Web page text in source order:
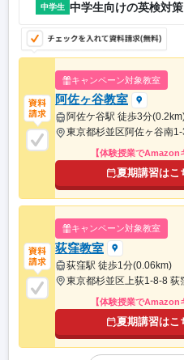
中学生 中学生向けの英検対
キャンペーン対象教室
阿佐ヶ谷教室
阿佐ケ谷駅 徒歩3分
東京都杉並区阿佐ヶ谷南
【体験授業でAmazon
夏期講習はこ
キャンペーン対象教室
荻窪教室
荻窪駅 徒歩1分(0.06km)
東京都杉並区上荻1-8-8 荻
【体験授業でAmazon
夏期講習はこ